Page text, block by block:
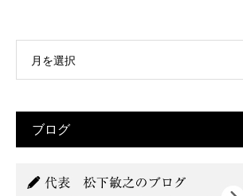
月を選択
ブログ